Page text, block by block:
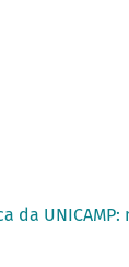
UNICAMP: